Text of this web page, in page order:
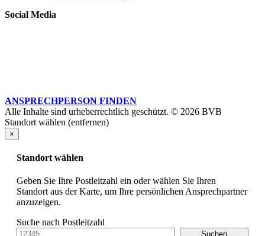
Social Media
ANSPRECHPERSON FINDEN
Alle Inhalte sind urheberrechtlich geschützt. © 2026 BVB
Standort wählen (entfernen)
×
Standort wählen
Geben Sie Ihre Postleitzahl ein oder wählen Sie Ihren
Standort aus der Karte, um Ihre persönlichen Ansprechpartner
anzuzeigen.
Suche nach Postleitzahl